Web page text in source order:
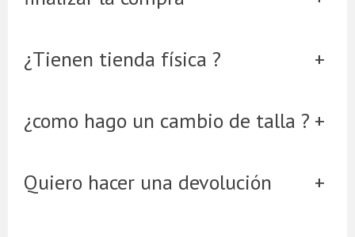
¿Tienen tienda física ?
¿como hago un cambio de talla ?
Quiero hacer una devolución